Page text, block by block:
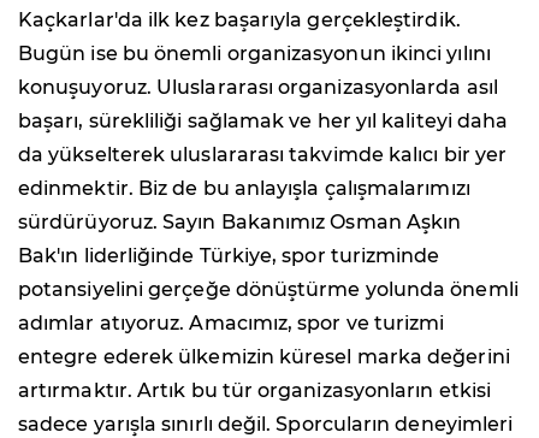
Kaçkarlar'da ilk kez başarıyla gerçekleştirdik.
Bugün ise bu önemli organizasyonun ikinci yılını
konuşuyoruz. Uluslararası organizasyonlarda asıl
başarı, sürekliliği sağlamak ve her yıl kaliteyi daha
da yükselterek uluslararası takvimde kalıcı bir yer
edinmektir. Biz de bu anlayışla çalışmalarımızı
sürdürüyoruz. Sayın Bakanımız Osman Aşkın
Bak'ın liderliğinde Türkiye, spor turizminde
potansiyelini gerçeğe dönüştürme yolunda önemli
adımlar atıyoruz. Amacımız, spor ve turizmi
entegre ederek ülkemizin küresel marka değerini
artırmaktır. Artık bu tür organizasyonların etkisi
sadece yarışla sınırlı değil. Sporcuların deneyimleri